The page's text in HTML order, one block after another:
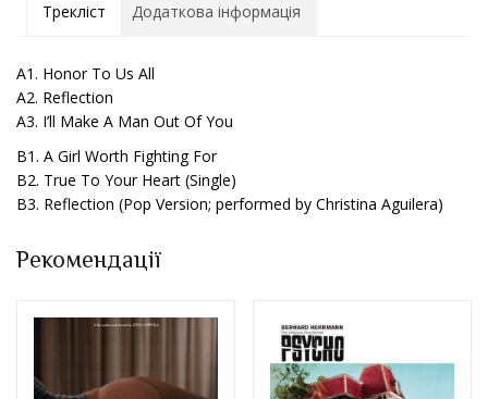
Трекліст Додаткова інформація
A1. Honor To Us All
A2. Reflection
A3. I’ll Make A Man Out Of You
B1. A Girl Worth Fighting For
B2. True To Your Heart (Single)
B3. Reflection (Pop Version; performed by Christina Aguilera)
Рекомендації